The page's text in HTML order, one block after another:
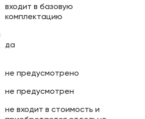
входит в базовую
комплектацию
да
не предусмотрено
не предусмотрен
не входит в стоимость и